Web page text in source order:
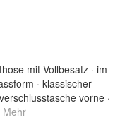
mit Vollbesatz · im
· klassischer
vorne ·
Mehr